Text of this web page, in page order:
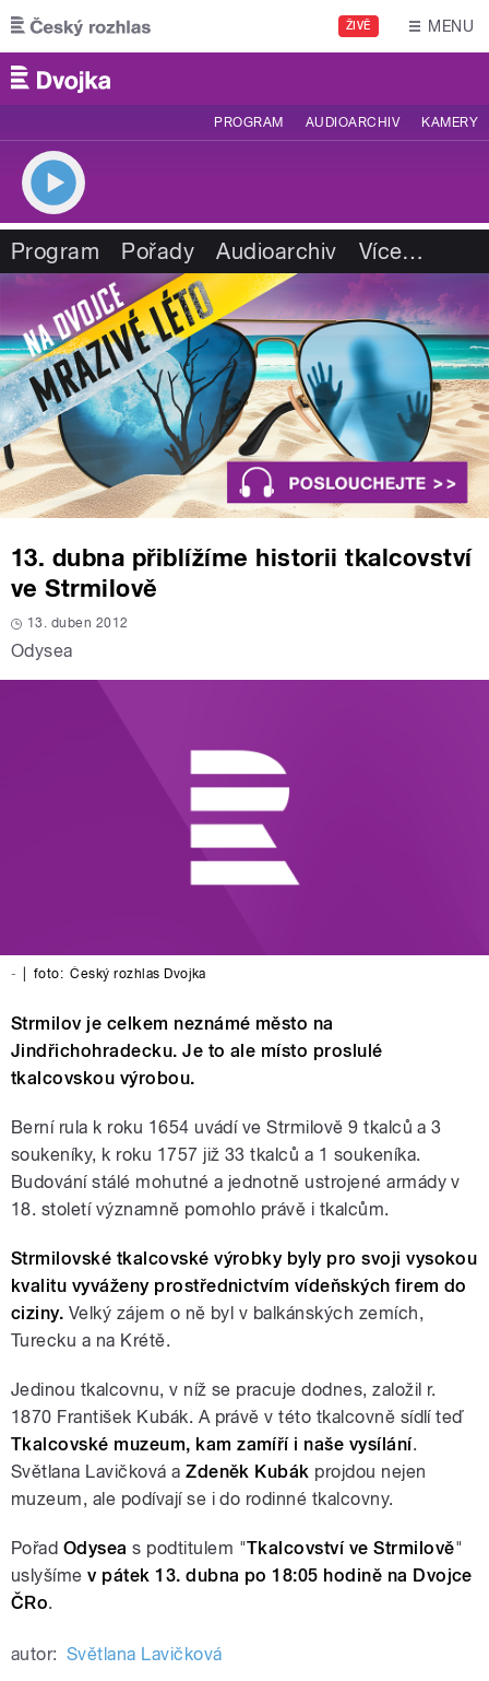
Přejít k hlavnímu obsahu
ŽIVĚ MENU
PROGRAM AUDIOARCHIV KAMERY
Program Pořady Audioarchiv Více…
13. dubna přiblížíme historii tkalcovství
ve Strmilově
13. duben 2012
Odysea
- foto: Český rozhlas Dvojka
Strmilov je celkem neznámé město na
Jindřichohradecku. Je to ale místo proslulé
tkalcovskou výrobou.
Berní rula k roku 1654 uvádí ve Strmilově 9 tkalců a 3
soukeníky, k roku 1757 již 33 tkalců a 1 soukeníka.
Budování stálé mohutné a jednotně ustrojené armády v
18. století významně pomohlo právě i tkalcům.
Strmilovské tkalcovské výrobky byly pro svoji vysokou
kvalitu vyváženy prostřednictvím vídeňských firem do
ciziny. Velký zájem o ně byl v balkánských zemích,
Turecku a na Krétě.
Jedinou tkalcovnu, v níž se pracuje dodnes, založil r.
1870 František Kubák. A právě v této tkalcovně sídlí teď
Tkalcovské muzeum, kam zamíří i naše vysílání.
Světlana Lavičková aZdeněk Kubák projdou nejen
muzeum, ale podívají se i do rodinné tkalcovny.
Pořad Odysea s podtitulem "Tkalcovství ve Strmilově"
uslyšímev pátek 13. dubna po 18:05 hodině na Dvojce
ČRo.
autor: Světlana Lavičková